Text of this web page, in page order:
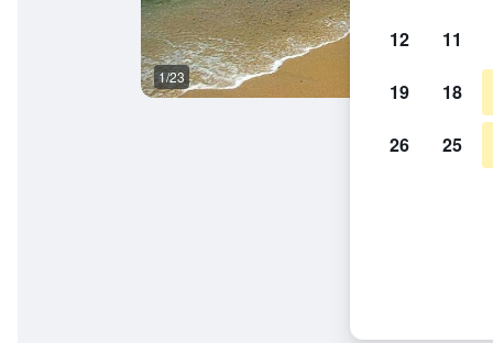
1/23
هوتل
11
12
18
19
25
26